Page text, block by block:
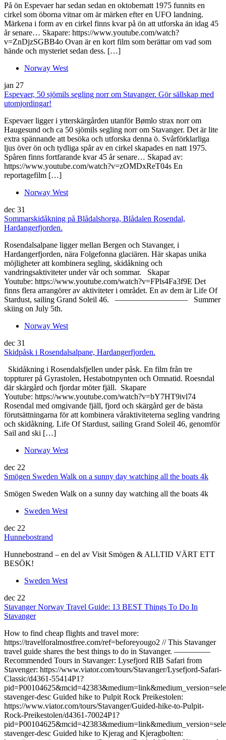
På ön Espevaer har sedan sedan en oktobernatt 1975 funnits en
cirkel som öborna vitnar om är märken efter en UFO landning.
Märkena i form av en cirkel finns kvar på ön att utforska än idag 45
år senare… Skapare: https://www.youtube.com/watch?
v=ZnDjzSGBB4o Ovan är en kort film som berättar om vad som
hände och mysteriet sedan dess. […]
Norway West
jan 27
Espevaer, 50 sjömils segling norr om Stavanger. Gör sällskap med
utomjordingar!
Espevaer ligger i ytterskärgården utanför Bømlo strax norr om
Haugesund och ca 50 sjömils segling norr om Stavanger. Det är lite
extra spännande att besöka och utforska denna ö. Svårförklarliga
ljus över ön och tydliga spår av en cirkel skapades en natt 1975.
Spåren finns fortfarande kvar 45 år senare… Skapad av:
https://www.youtube.com/watch?v=zOMDxReT04s En
reportagefilm […]
Norway West
dec 31
Sommarskidåkning på Blådalshorga, Blådalen Rosendal,
Hardangerfjorden.
Rosendalsalpane ligger mellan Bergen och Stavanger, i
Hardangerfjorden, nära Folgefonna glaciären. Här skapas unika
möjligheter att kombinera segling, skidåkning och
vandringsaktiviteter under vår och sommar. Skapar
Youtube: https://www.youtube.com/watch?v=FPls4Fa3f9E Det
finns flera arrangörer av aktiviteter i området. En av dem är Life Of
Stardust, sailing Grand Soleil 46. ————————— Summer
skiing on July 5th.
Norway West
dec 31
Skidpåsk i Rosendalsalpane, Hardangerfjorden.
Skidåkning i Rosendalsfjellen under påsk. En film från tre
toppturer på Gyrastolen, Hestabotnpynten och Omnatid. Roesndal
där skärgård och fjordar möter fjäll. Skapare
Youtube: https://www.youtube.com/watch?v=bY7HT9ivl74
Rosendal med omgivande fjäll, fjord och skärgård ger de bästa
förutsättningarna för att kombinera våraktiviteterna segling vandring
och skidåkning. Life Of Stardust, sailing Grand Soleil 46, genomför
Sail and ski […]
Norway West
dec 22
Smögen Sweden Walk on a sunny day watching all the boats 4k
Smögen Sweden Walk on a sunny day watching all the boats 4k
Sweden West
dec 22
Hunnebostrand
Hunnebostrand – en del av Visit Smögen & ALLTID VÄRT ETT
BESÖK!
Sweden West
dec 22
Stavanger Norway Travel Guide: 13 BEST Things To Do In
Stavanger
How to find cheap flights and travel more:
https://travelforalmostfree.com/ref=beforeyougo2 // This Stavanger
travel guide shares the best things to do in Stavanger. ————–
Recommended Tours in Stavanger: Lysefjord RIB Safari from
Stavenger: https://www.viator.com/tours/Stavanger/Lysefjord-Safari-
Classic/d4361-55414P1?
stavenger-desc Guided hike to Pulpit Rock Preikestolen:
https://www.viator.com/tours/Stavanger/Guided-hike-to-Pulpit-
Rock-Preikestolen/d4361-70024P1?
stavenger-desc Guided hike to Kjerag and Kjeragbolten: